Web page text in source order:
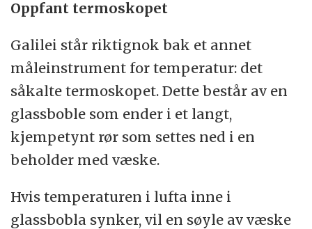
Oppfant termoskopet
Galilei står riktignok bak et annet
måleinstrument for temperatur: det
såkalte termoskopet. Dette består av en
glassboble som ender i et langt,
kjempetynt rør som settes ned i en
beholder med væske.
Hvis temperaturen i lufta inne i
glassbobla synker, vil en søyle av væske